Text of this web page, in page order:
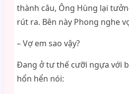
thành câu, Ông Hùng lại
rút ra. Bên này Phong nghe
– Vợ em sao vậy?
Đang ở tư thế cưỡi ngựa với
hổn hển nói: